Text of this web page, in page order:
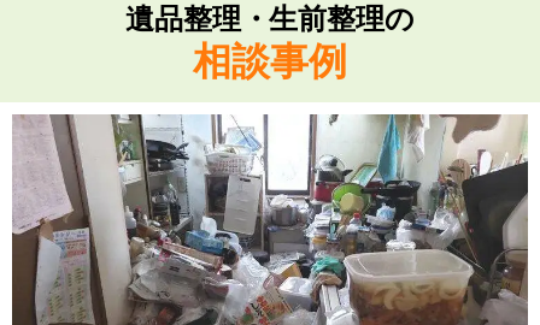
遺品整理・生前整理の
相談事例